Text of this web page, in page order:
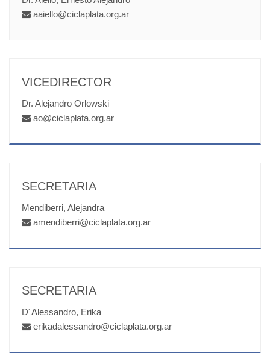
aaiello@ciclaplata.org.ar
VICEDIRECTOR
Dr. Alejandro Orlowski
ao@ciclaplata.org.ar
SECRETARIA
Mendiberri, Alejandra
amendiberri@ciclaplata.org.ar
SECRETARIA
D´Alessandro, Erika
erikadalessandro@ciclaplata.org.ar